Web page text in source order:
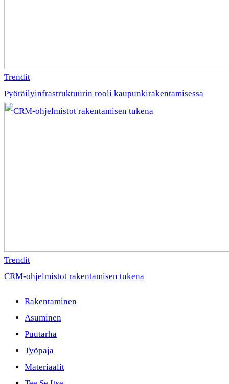
Trendit
Pyöräilyinfrastruktuurin rooli kaupunkirakentamisessa
Trendit
CRM-ohjelmistot rakentamisen tukena
Rakentaminen
Asuminen
Puutarha
Työpaja
Materiaalit